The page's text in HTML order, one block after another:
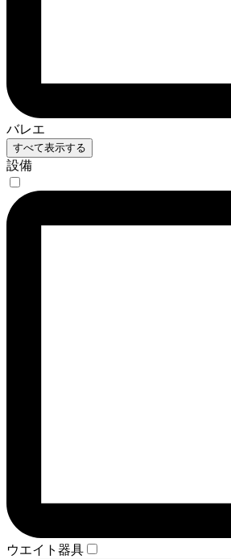
バレエ
すべて表示する
設備
ウエイト器具